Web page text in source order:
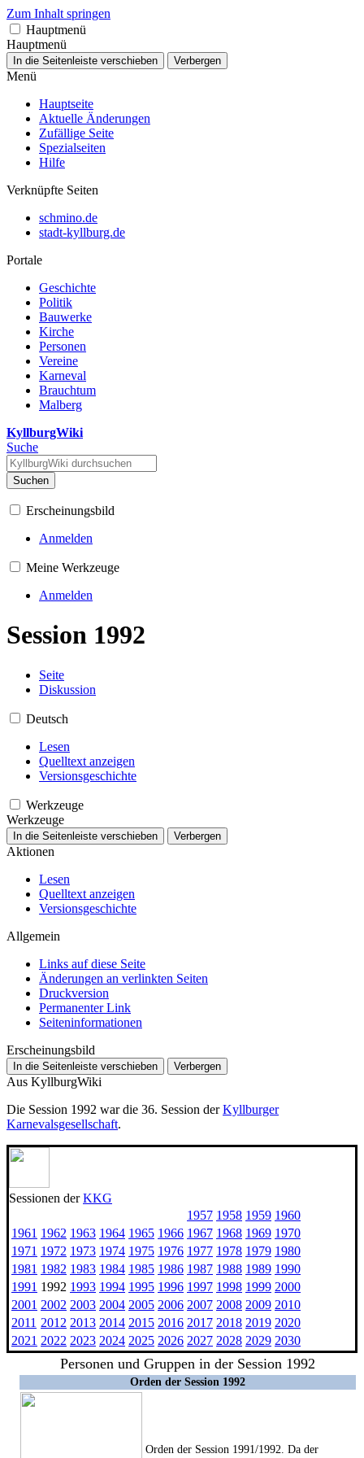
Zum Inhalt springen
Hauptmenü
Hauptmenü
In die Seitenleiste verschieben Verbergen
Menü
Hauptseite
Aktuelle Änderungen
Zufällige Seite
Spezialseiten
Hilfe
Verknüpfte Seiten
schmino.de
stadt-kyllburg.de
Portale
Geschichte
Politik
Bauwerke
Kirche
Personen
Vereine
Karneval
Brauchtum
Malberg
KyllburgWiki
Suche
Suchen
Erscheinungsbild
Anmelden
Meine Werkzeuge
Anmelden
Session 1992
Seite
Diskussion
Deutsch
Lesen
Quelltext anzeigen
Versionsgeschichte
Werkzeuge
Werkzeuge
In die Seitenleiste verschieben Verbergen
Aktionen
Lesen
Quelltext anzeigen
Versionsgeschichte
Allgemein
Links auf diese Seite
Änderungen an verlinkten Seiten
Druckversion
Permanenter Link
Seiten­­informationen
Erscheinungsbild
In die Seitenleiste verschieben Verbergen
Aus KyllburgWiki
Die Session 1992 war die 36. Session derKyllburger
Karnevalsgesellschaft.
Sessionen derKKG
1957 1958 1959 1960
1961 1962 1963 1964 1965 1966 1967 1968 1969 1970
1971 1972 1973 1974 1975 1976 1977 1978 1979 1980
1981 1982 1983 1984 1985 1986 1987 1988 1989 1990
1991 1992 1993 1994 1995 1996 1997 1998 1999 2000
2001 2002 2003 2004 2005 2006 2007 2008 2009 2010
2011 2012 2013 2014 2015 2016 2017 2018 2019 2020
2021 2022 2023 2024 2025 2026 2027 2028 2029 2030
Personen und Gruppen in der Session 1992
Orden der Session 1992
Orden der Session 1991/1992. Da der